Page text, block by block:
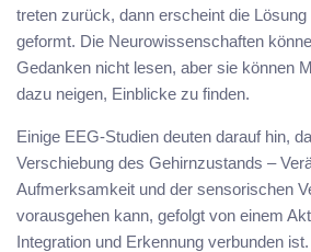
treten zurück, dann erscheint die
geformt. Die Neurowissenschaften
Gedanken nicht lesen, aber sie können
dazu neigen, Einblicke zu finden.
Einige EEG-Studien deuten darauf hin,
Verschiebung des Gehirnzustands –
Aufmerksamkeit und der sensorischen
vorausgehen kann, gefolgt von einem
Integration und Erkennung verbunden